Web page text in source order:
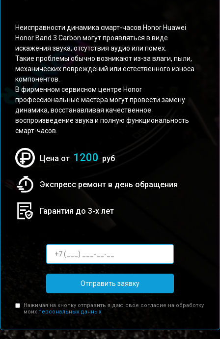
Неисправности динамика смарт-часов Honor Huawei
Honor Band 3 Carbon могут проявляться в виде
искажения звука, отсутствия аудио или помех.
Такие проблемы обычно возникают из-за влаги, пыли,
механических повреждений или естественного износа
компонентов.
В фирменном сервисном центре Honor
профессиональные мастера могут провести замену
динамика, восстанавливая качественное
воспроизведение звука и полную функциональность
смарт-часов.
Цена от 1200 руб
Экспресс ремонт в день обращения
Гарантия до 3-х лет
Отправить заявку
Нажимая на кнопку отправить я даю свое согласие на обработку
моих персональных данных.